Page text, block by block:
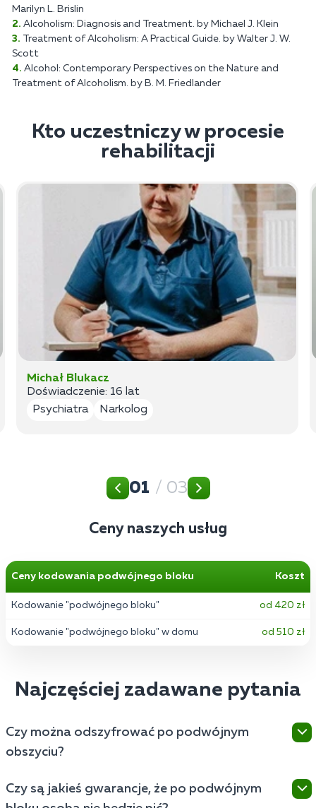
Marilyn L. Brislin
Alcoholism: Diagnosis and Treatment. by Michael J. Klein
Treatment of Alcoholism: A Practical Guide. by Walter J. W.
Scott
Alcohol: Contemporary Perspectives on the Nature and
Treatment of Alcoholism. by B. M. Friedlander
Kto uczestniczy w procesie
rehabilitacji
Michał Blukacz
Doświadczenie: 16 lat
Psychiatra
Narkolog
01 / 03
Ceny naszych usług
Ceny kodowania podwójnego bloku Koszt
Kodowanie "podwójnego bloku" od 420 zł
Kodowanie "podwójnego bloku" w domu od 510 zł
Najczęściej zadawane pytania
Czy można odszyfrować po podwójnym
obszyciu?
potrzebne są inne interwencje medyczne lub leczenie
Czy są jakieś gwarancje, że po podwójnym